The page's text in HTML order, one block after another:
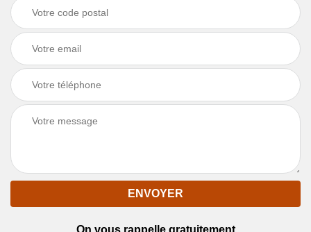
On vous rappelle gratuitement